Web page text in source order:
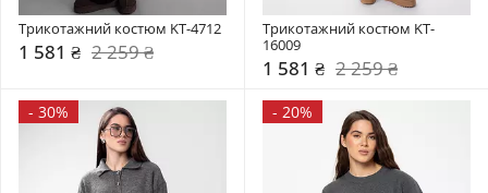
Трикотажний костюм KT-4712
1 581 ₴ 2 259 ₴
Трикотажний костюм KT-
16009
1 581 ₴ 2 259 ₴
- 30% - 20%